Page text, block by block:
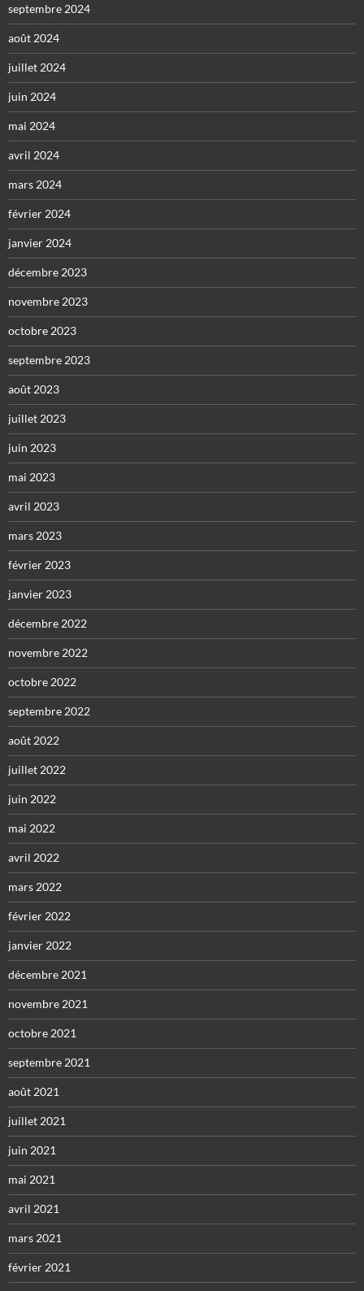
septembre 2024
août 2024
juillet 2024
juin 2024
mai 2024
avril 2024
mars 2024
février 2024
janvier 2024
décembre 2023
novembre 2023
octobre 2023
septembre 2023
août 2023
juillet 2023
juin 2023
mai 2023
avril 2023
mars 2023
février 2023
janvier 2023
décembre 2022
novembre 2022
octobre 2022
septembre 2022
août 2022
juillet 2022
juin 2022
mai 2022
avril 2022
mars 2022
février 2022
janvier 2022
décembre 2021
novembre 2021
octobre 2021
septembre 2021
août 2021
juillet 2021
juin 2021
mai 2021
avril 2021
mars 2021
février 2021